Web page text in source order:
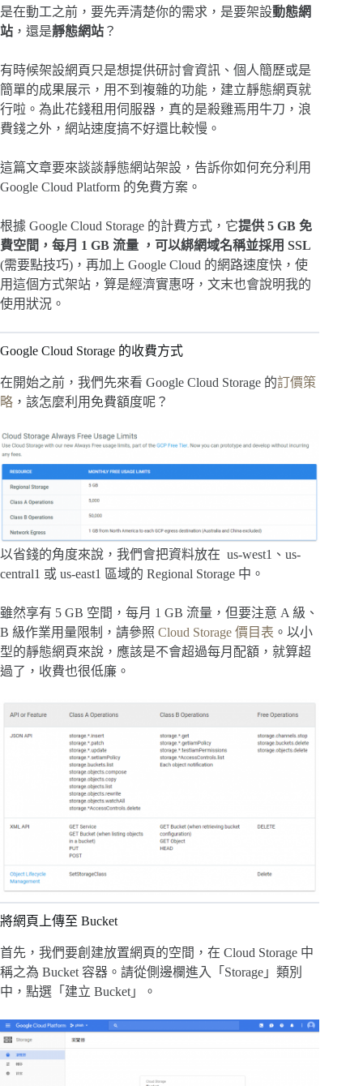
是在動工之前，要先弄清楚你的需求，是要架設動態網
站 ，還是靜態網站 ？
有時候架設網頁只是想提供研討會資訊、個人簡歷或是
簡單的成果展示，用不到複雜的功能，建立靜態網頁就
行啦。為此花錢租用伺服器，真的是殺雞焉用牛刀，浪
費錢之外，網站速度搞不好還比較慢。
這篇文章要來談談靜態網站架設，告訴你如何充分利用
Google Cloud Platform 的免費方案。
根據 Google Cloud Storage 的計費方式，它提供 5 GB 免
費空間，每月 1 GB 流量 ，可以綁網域名稱並採用 SSL
(需要點技巧)，再加上 Google Cloud 的網路速度快，使
用這個方式架站，算是經濟實惠呀，文末也會說明我的
使用狀況。
Google Cloud Storage 的收費方式
在開始之前，我們先來看 Google Cloud Storage 的訂價策
略 ，該怎麼利用免費額度呢？
以省錢的角度來說，我們會把資料放在 us-west1、us-
central1 或 us-east1 區域的 Regional Storage 中。
雖然享有 5 GB 空間，每月 1 GB 流量，但要注意 A 級、
B 級作業用量限制，請參照 Cloud Storage 價目表 。以小
型的靜態網頁來說，應該是不會超過每月配額，就算超
過了，收費也很低廉。
將網頁上傳至 Bucket
首先，我們要創建放置網頁的空間，在 Cloud Storage 中
稱之為 Bucket 容器。請從側邊欄進入「Storage」類別
中，點選「建立 Bucket」。